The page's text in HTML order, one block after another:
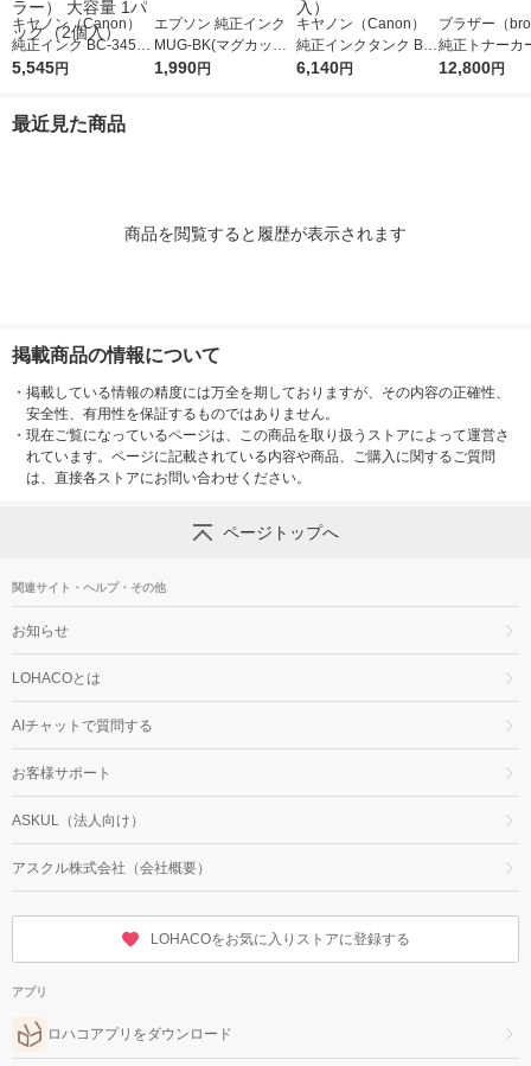
キヤノン（Canon）
純正インク BC-345XL
+BC-346XL （ブラッ
5,545円
エプソン 純正インク
MUG-BK(マグカップ)
ブラック 1個
1,990円
キヤノン（Canon）
純正インクタンク BCI
-381+380/5MP 標準 1
6,140円
ブラザー（
純正トナーカ
ジ
12,800円
最近見た商品
商品を閲覧すると履歴が表示されます
掲載商品の情報について
・ 掲載している情報の精度には万全を期しておりますが、その内容の正確性、
安全性、有用性を保証するものではありません。
・ 現在ご覧になっているページは、この商品を取り扱うストアによって運営さ
れています。ページに記載されている内容や商品、ご購入に関するご質問
は、直接各ストアにお問い合わせください。
ページトップへ
関連サイト・ヘルプ・その他
お知らせ
LOHACOとは
AIチャットで質問する
お客様サポート
ASKUL（法人向け）
アスクル株式会社（会社概要）
LOHACOをお気に入りストアに登録する
アプリ
ロハコアプリをダウンロード